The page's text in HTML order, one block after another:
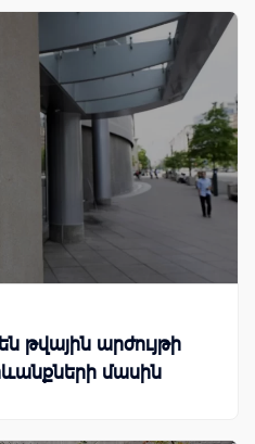
թվային արժույթի
մասին